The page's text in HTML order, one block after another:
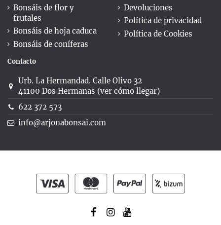
Bonsáis de flor y
frutales
Bonsáis de hoja caduca
Bonsáis de coníferas
Devoluciones
Política de privacidad
Política de Cookies
Contacto
Urb. La Hermandad. Calle Olivo 32
41100 Dos Hermanas (ver cómo llegar)
622 372 573
info@arjonabonsai.com